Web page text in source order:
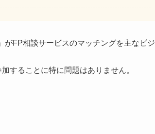
がFP相談サービスのマッチングを主なビジ
することに特に問題はありません。